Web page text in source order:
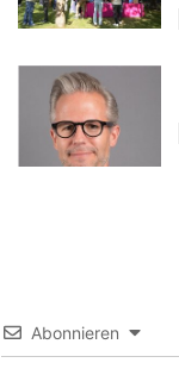
Abonnieren